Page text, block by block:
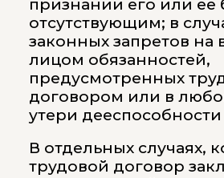
признании его или ее
отсутствующим; в
законных запретов
лицом обязанностей,
предусмотренных
договором или в
утери
В отдельных случаях,
трудовой договор